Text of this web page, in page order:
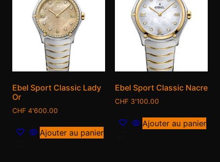
Ebel Sport Classic Lady
Or
CHF 4'600.00
Ajouter au panier
Ebel Sport Classic Nacre
CHF 3'100.00
Ajouter au panier